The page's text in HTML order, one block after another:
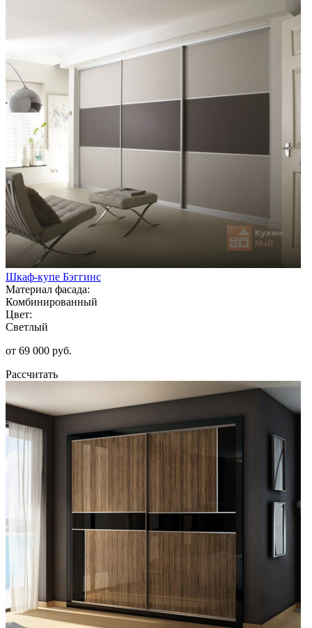
Шкаф-купе Бэггинс
Материал фасада:
Комбинированный
Цвет:
Светлый
от 69 000 руб.
Рассчитать